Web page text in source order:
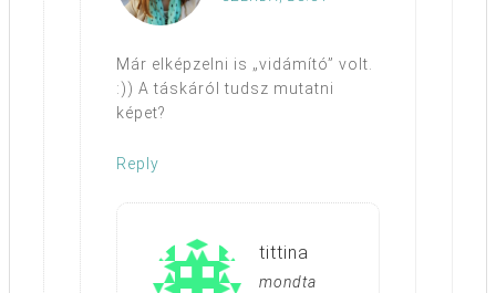
Már elképzelni is „vidámító” volt.
:)) A táskáról tudsz mutatni
képet?
Reply
tittina
mondta